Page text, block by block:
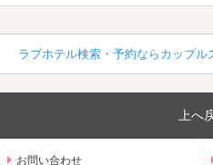
ラブホテル検索・予約ならカップル
上へ
お問い合わせ